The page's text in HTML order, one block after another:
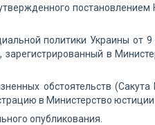
политики Украины от
зарегистрированный в
обстоятельств
в Министерство юстиции
опубликования.